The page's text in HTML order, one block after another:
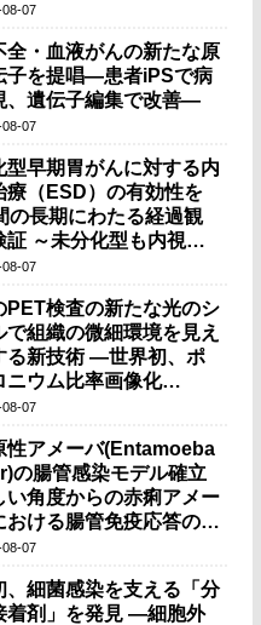
08-07
全・血液がんの新たな原
子を提唱―患者iPSで病
、遺伝子編集で改善―
08-07
型早期胃がんに対する内
療（ESD）の有効性を
の長期にわたる経過観
証 ～未分化型も内視鏡
胃の温存が可能～
08-07
PET検査の新たな光のシ
で組織の微細環境を見え
る新技術 ―世界初、ポ
ニウム比率画像化
の原理検証に成功―
08-07
性アメーバ(Entamoeba
の腸管感染モデル確立
い角度からの赤痢アメー
おける腸管免疫応答の理
ー
08-07
、細菌感染を支える「分
着剤」を発見 ―細胞外